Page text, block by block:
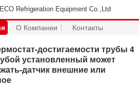
Refrigeration Equipment Co.,Ltd
О Компании Контакты
достигаемости трубы 4
установленный может
датчик внешние или